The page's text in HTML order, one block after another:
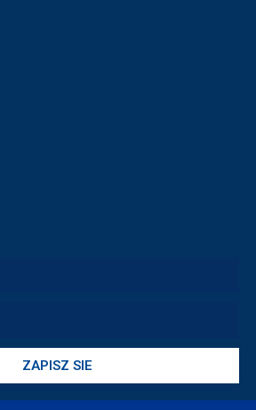
ZAPISZ SIE